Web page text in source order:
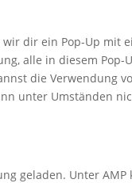
dir ein Pop-Up mit
alle in diesem
die Verwendung
unter Umständen
geladen. Unter